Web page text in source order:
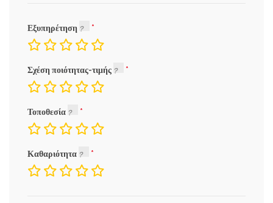
Εξυπηρέτηση
Σχέση ποιότητας-τιμής
Τοποθεσία
Καθαριότητα